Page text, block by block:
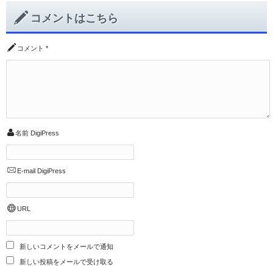
コメントはこちら
コメント *
名前 DigiPress
E-mail DigiPress
URL
新しいコメントをメールで通知
新しい投稿をメールで受け取る